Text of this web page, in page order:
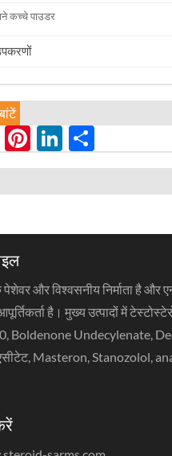
कच्चे पाउडर
Twitter
Pinterest
LinkedIn
享
पेशेवर और विश्वसनीय निर्माता है और
है। मुख्य उत्पादों में
Boldenone Undecylenate,
Masteron, Stanozolol,